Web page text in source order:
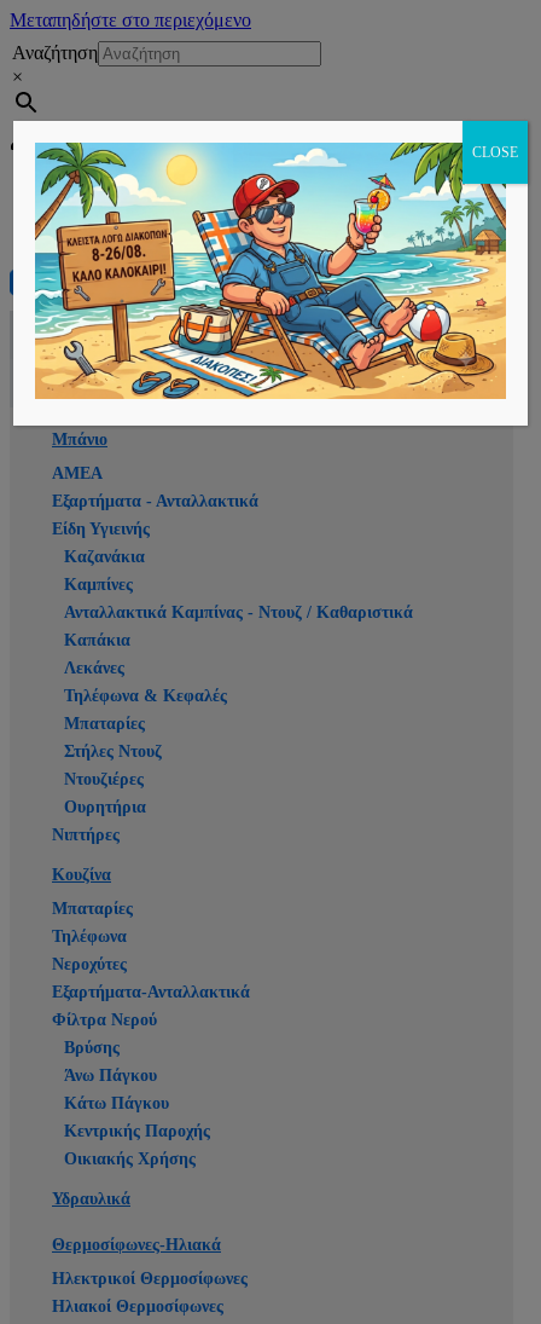
Μεταπηδήστε στο περιεχόμενο
Αναζήτηση
×
Εγγραφή
Αρχική
E-shop
Μπάνιο
ΑΜΕΑ
Εξαρτήματα - Ανταλλακτικά
Είδη Υγιεινής
Καζανάκια
Καμπίνες
Ανταλλακτικά Καμπίνας - Ντουζ / Καθαριστικά
Καπάκια
Λεκάνες
Τηλέφωνα & Κεφαλές
Μπαταρίες
Στήλες Ντουζ
Ντουζιέρες
Ουρητήρια
Νιπτήρες
Κουζίνα
Μπαταρίες
Τηλέφωνα
Νεροχύτες
Εξαρτήματα-Ανταλλακτικά
Φίλτρα Νερού
Βρύσης
Άνω Πάγκου
Κάτω Πάγκου
Κεντρικής Παροχής
Οικιακής Χρήσης
Υδραυλικά
Θερμοσίφωνες-Ηλιακά
Ηλεκτρικοί Θερμοσίφωνες
Ηλιακοί Θερμοσίφωνες
CLOSE